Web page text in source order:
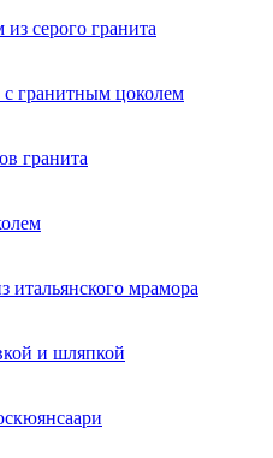
серого гранита
гранитным цоколем
гранита
мрамора
и шляпкой